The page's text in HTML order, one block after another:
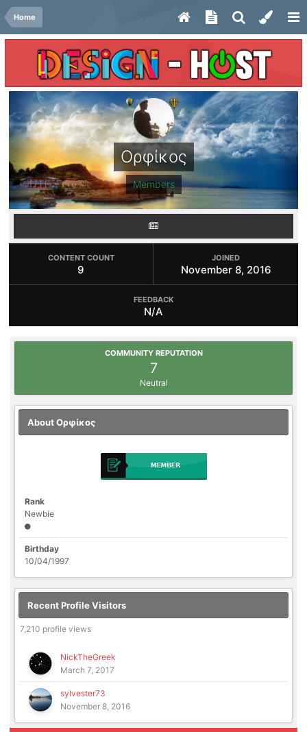
Home
Ορφίκος
Members
CONTENT COUNT
9
JOINED
November 8, 2016
FEEDBACK
N/A
COMMUNITY REPUTATION
7
Neutral
About Ορφίκος
Rank
Newbie
Birthday
10/04/1997
Recent Profile Visitors
7,210 profile views
NickTheGreek
March 7, 2017
sylvester73
November 8, 2016